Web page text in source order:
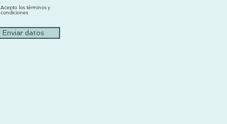
Acepto los términos y
condiciones
Enviar datos